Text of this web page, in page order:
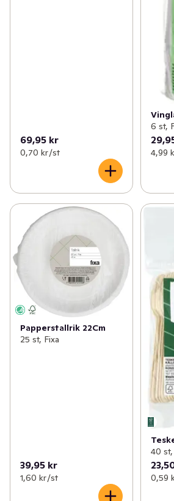
69,95 kr
0,70 kr /st
6 st,
4,99
Papperstallrik 22Cm
25 st, Fixa
39,95 kr
1,60 kr /st
40
0,59